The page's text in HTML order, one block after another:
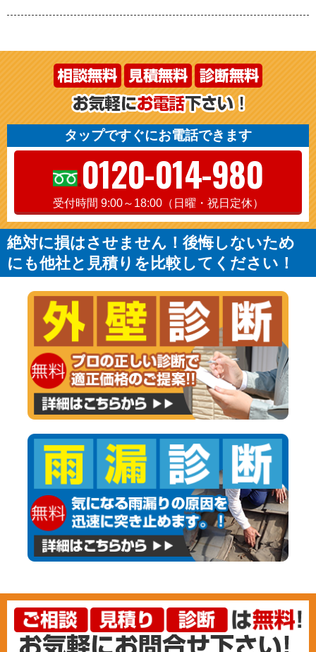
タップですぐにお電話できます
0120-014-980
受付時間 9:00～18:00（日曜・祝日定休）
絶対に損はさせません！後悔しないため
にも他社と見積りを比較してください！